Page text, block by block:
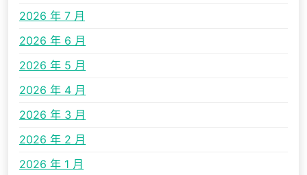
2026 年 7 月
2026 年 6 月
2026 年 5 月
2026 年 4 月
2026 年 3 月
2026 年 2 月
2026 年 1 月